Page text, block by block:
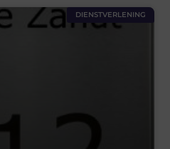
DIENSTVERLENING